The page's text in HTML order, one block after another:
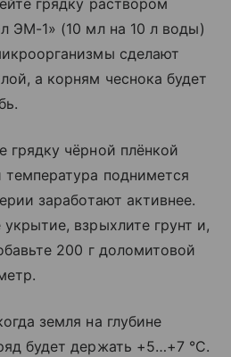
грядку раствором
ЭМ-1» (10 мл на 10 л воды)
сделают
а корням чеснока будет
грядку чёрной плёнкой
поднимется
заработают активнее.
взрыхлите грунт и,
200 г доломитовой
земля на глубине
будет держать +5…+7 °C.